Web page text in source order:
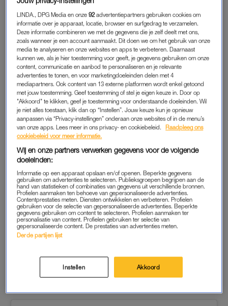
Jade Anna van Vliet kan binnenkort ‘Taylor’ achter haar
naam zetten.Haar vriend — of beter gezegd: verloofde
— Kenneth is namelijk op één knie gegaan, deelt ze op
Instagram.
En één ding is duidelijk: op de ring is niet bezuinigd.
PUT A RING ON IT
Jade Annaheeft een druk leven. Van campagnesshootentot
pilateslesgeven en haar eigen bedrijf runnen. Maar het wordt
“Heart is full, hand is heavy,” schrijft ze bij de foto’s waarop
Kenneth haar ten huwelijk vraagt. En zo te zien heeft ze geen
seconde getwijfeld om ‘ja’ te zeggen. Tijdens hun vakantie in
Miami stelde hij de vraag, in een veld vol witte rozen. Maar de
prachtige omgeving is niet het enige wat opvalt, want de ring
om haar vinger is niet te missen. Die is zó groot dat je ‘m
waarschijnlijk ook vanuit Nederland nog ziet. Laten we het zo
LINDA., DPG Media en onze92 advertentiepartners gebruiken cookies om
informatie over je apparaat, locatie, browser en surfgedrag te verzamelen.
Deze informatie combineren we met de gegevens die je zelf deelt met ons,
zoals wanneer je een account aanmaakt. Dit doen we om het gebruik van onze
media te analyseren en onze websites en apps te verbeteren. Daarnaast
kunnen we, als je hier toestemming voor geeft, je gegevens gebruiken om onze
content, communicatie en aanbod te personaliseren en je relevante
advertenties te tonen, en voor marketingdoeleinden delen met 4
mediapartners. Ook content van 13 externe platformen wordt enkel getoond
met jouw toestemming. Geef toestemming of stel je eigen keuze in. Door op
"Akkoord" te klikken, geef je toestemming voor onderstaande doeleinden. Wil
je niet alles toestaan, klik dan op “Instellen”. Jouw keuze kun je opnieuw
aanpassen via “Privacy-instellingen” onderaan onze websites of in de menu’s
van onze apps. Lees meer in ons privacy- en cookiebeleid.
Raadpleeg ons
cookiebeleid voor meer informatie.
Wij en onze partners verwerken gegevens voor de volgende
doeleinden:
Informatie op een apparaat opslaan en/of openen. Beperkte gegevens
gebruiken om advertenties te selecteren. Publieksgroepen begrijpen aan de
hand van statistieken of combinaties van gegevens uit verschillende bronnen.
Profielen aanmaken ten behoeve van gepersonaliseerde advertenties.
Contentprestaties meten. Diensten ontwikkelen en verbeteren. Profielen
gebruiken voor de selectie van gepersonaliseerde advertenties. Beperkte
gegevens gebruiken om content te selecteren. Profielen aanmaken ter
personalisatie van content. Profielen gebruiken ter selectie van
gepersonaliseerde content. De prestaties van advertenties meten.
Derde partijen lijst
Instellen Akkoord